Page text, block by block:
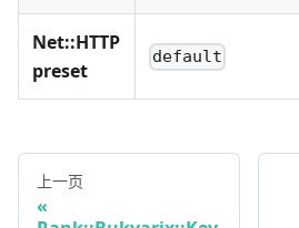
Net::HTTP
preset
default
上一页